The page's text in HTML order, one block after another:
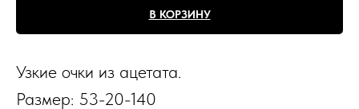
В КОРЗИНУ
Узкие очки из ацетата.
Размер: 53-20-140